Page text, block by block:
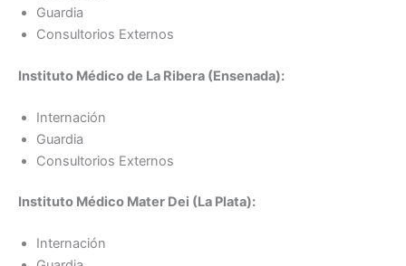
Guardia
Consultorios Externos
Instituto Médico de La Ribera (Ensenada):
Internación
Guardia
Consultorios Externos
Instituto Médico Mater Dei (La Plata):
Internación